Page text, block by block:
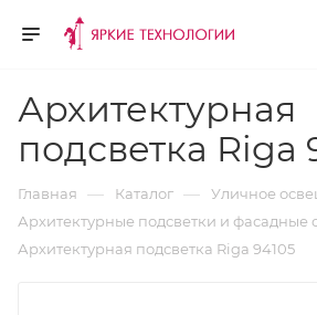
Архитектурная
подсветка Riga
Главная — Каталог — Уличное
Архитектурные подсветки и фасадные
Архитектурная подсветка Riga 94105